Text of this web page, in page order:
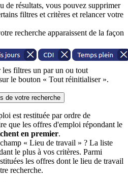
de résultats, vous pouvez supprimer
filtres et critères et relancer votre
recherche apparaissent de la façon
filtres un par un ou tout
le bouton « Tout réinitialiser ».
de votre recherche
est restituée par ordre de
que les offres d'emploi répondant le
en premier.
« Lieu de travail » ? La liste
le plus à vos critères. Parmi
les offres dont le lieu de travail
recherche.